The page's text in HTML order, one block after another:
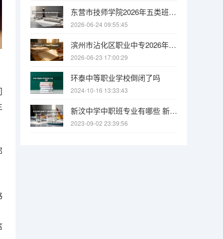
东营市技师学院2026年五类班型多元成才，新增计算机网络技术专业
2026-06-24 09:55:45
滨州市沾化区职业中专2026年招生：工艺美术本科升学率90%以上，就业率95%
2026-06-23 17:00:29
环泰中等职业学校倒闭了吗
2024-10-16 13:33:43
新汶中学中职班专业有哪些 新汶中学好还是新泰二中好？
2023-09-02 23:39:56